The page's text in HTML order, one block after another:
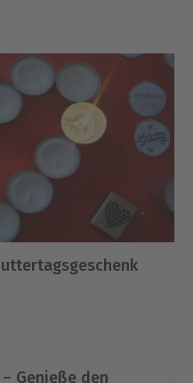
Genieße den